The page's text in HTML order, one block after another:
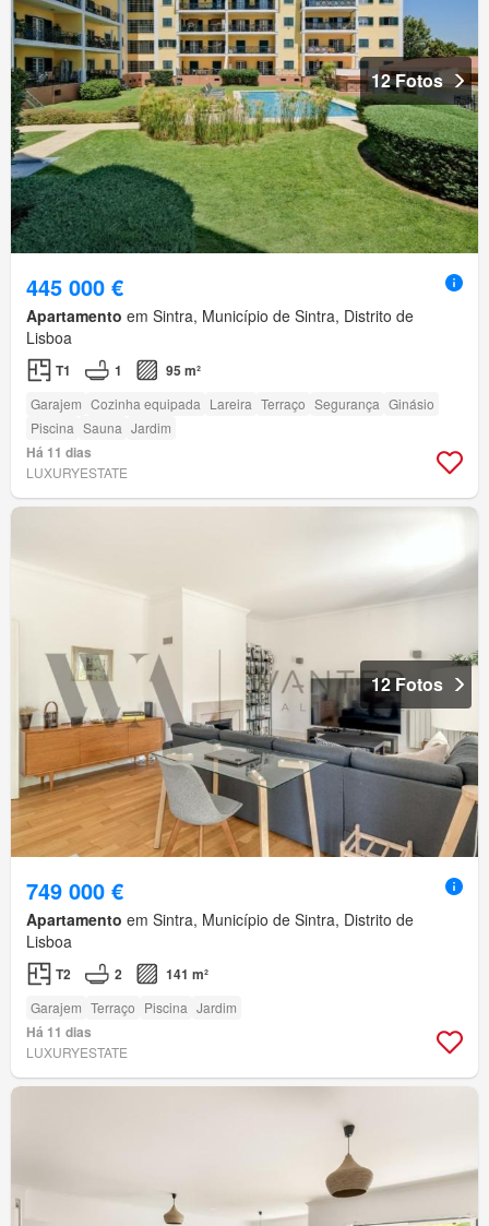
12 Fotos
445 000 €
Apartamento em Sintra, Município de Sintra, Distrito de
Lisboa
T1 1 95 m²
Garajem Cozinha equipada Lareira Terraço Segurança Ginásio
Piscina Sauna Jardim
Há 11 dias
LUXURYESTATE
12 Fotos
749 000 €
Apartamento em Sintra, Município de Sintra, Distrito de
Lisboa
T2 2 141 m²
Garajem Terraço Piscina Jardim
Há 11 dias
LUXURYESTATE